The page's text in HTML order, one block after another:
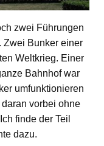
zwei Führungen
Zwei Bunker einer
Weltkrieg. Einer
Bahnhof war
umfunktionieren
vorbei ohne
finde der Teil
dazu.